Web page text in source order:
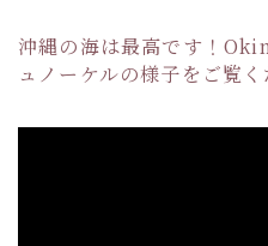
沖縄の海は最高です！
ュノーケルの様子をご覧く